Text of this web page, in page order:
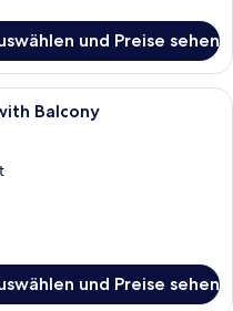
und Preise sehen
ordentlich bezogenes Bett mit
Balcony
und Preise sehen